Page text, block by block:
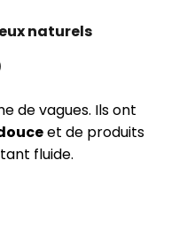
naturels
de vagues. Ils ont
et de produits
fluide.